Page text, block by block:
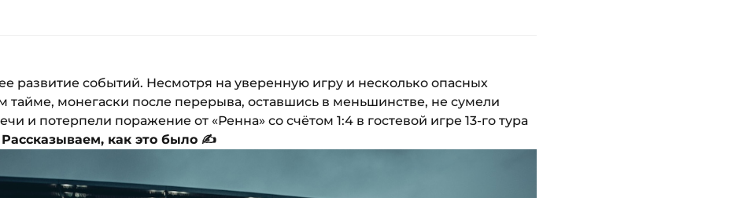
развитие событий. Несмотря на уверенную игру и несколько опасных
тайме, монегаски после перерыва, оставшись в меньшинстве, не сумели
и потерпели поражение от «Ренна» со счётом 1:4 в гостевой игре 13-го тура
Рассказываем, как это было ✍️